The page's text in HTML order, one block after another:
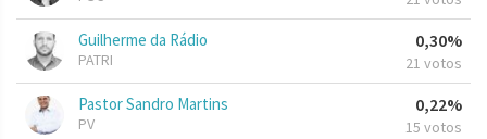
Guilherme da Rádio
PATRI
0,30%
21 votos
Pastor Sandro Martins
PV
0,22%
15 votos